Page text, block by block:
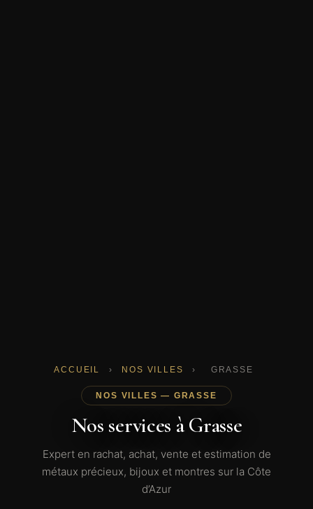
ACCUEIL › NOS VILLES › GRASSE
NOS VILLES — GRASSE
Nos services à Grasse
Expert en rachat, achat, vente et estimation de
métaux précieux, bijoux et montres sur la Côte
d’Azur